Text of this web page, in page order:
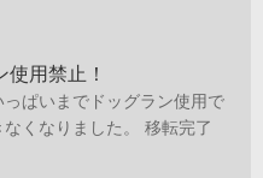
用禁止！
ぱいまでドッグラン使用で
くなりました。 移転完了